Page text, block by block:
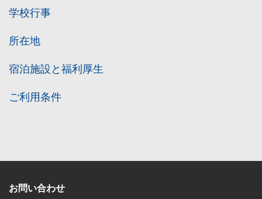
学校行事
所在地
宿泊施設と福利厚生
ご利用条件
お問い合わせ